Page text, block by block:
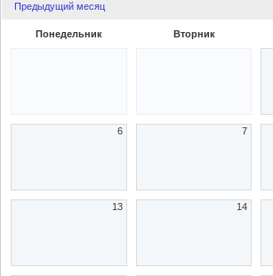
Предыдущий месяц
Понедельник Вторник
6 7
13 14